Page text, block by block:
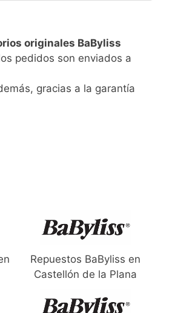
originales BaByliss
pedidos son enviados a
gracias a la garantía
Repuestos BaByliss en
Castellón de la Plana